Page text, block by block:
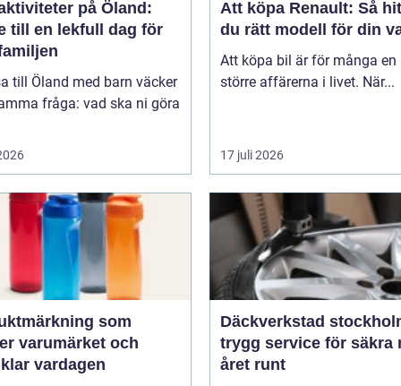
på Öland:
till en lekfull dag för
till Öland med barn väcker
fråga: vad ska ni göra
Att köpa Renault: Så
du rätt modell för din
Att köpa bil är för många en
större affärerna i livet. När...
17 juli 2026
som
varumärket och
vardagen
Däckverkstad
trygg service för säkra
året runt